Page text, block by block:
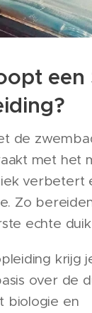
de
met het
verbetert
Zo
echte
krijg
over de
biologie en